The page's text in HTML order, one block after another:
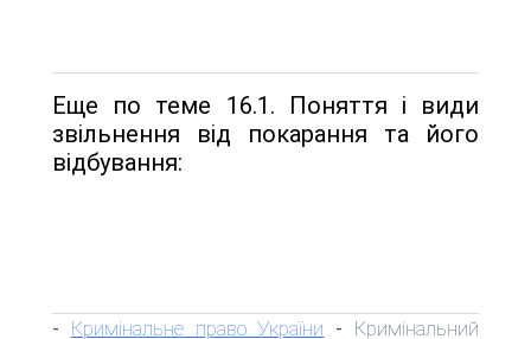
Еще по теме 16.1. Поняття і види
звільнення від покарання та його
відбування:
- Кримінальне право України - Кримінальний